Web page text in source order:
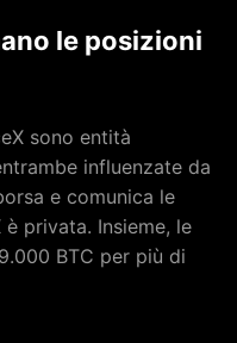
le posizioni
sono entità
influenzate da
e comunica le
privata. Insieme, le
BTC per più di